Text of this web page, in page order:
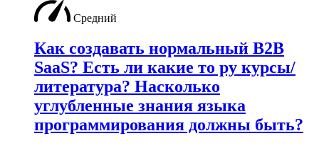
Средний
Как создавать нормальный B2B
SaaS? Есть ли какие то ру курсы/
литература? Насколько
углубленные знания языка
программирования должны быть?